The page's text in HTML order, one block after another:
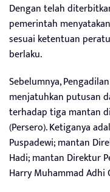
Dengan telah
pemerintah
sesuai ketentuan
berlaku.
Sebelumnya,
menjatuhkan putusan
terhadap tiga mantan
(Persero). Ketiganya
Puspadewi; mantan
Hadi; mantan Direktur
Harry Muhammad Adhi